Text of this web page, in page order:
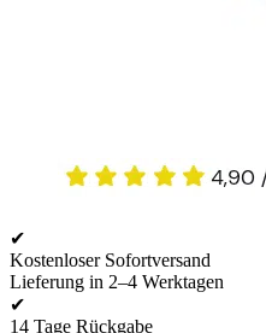
✔
Kostenloser Sofortversand
Lieferung in 2–4 Werktagen
✔
14 Tage Rückgabe